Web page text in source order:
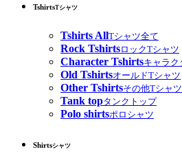
TshirtsTシャツ
Tshirts AllTシャツ全て
Rock TshirtsロックTシャツ
Character Tshirtsキャラク
Old TshirtsオールドTシャツ
Other Tshirtsその他Tシャツ
Tank topタンクトップ
Polo shirtsポロシャツ
Shirtsシャツ